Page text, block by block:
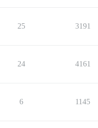
25 3191
24 4161
6 1145